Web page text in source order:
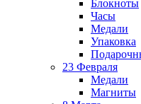
Блокноты
Часы
Медали
Упаковка
23 Февраля
Медали
Магниты